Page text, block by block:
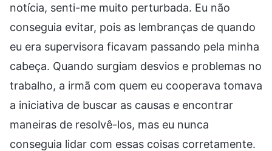
notícia, senti-me muito perturbada. Eu não
conseguia evitar, pois as lembranças de quando
eu era supervisora ficavam passando pela minha
cabeça. Quando surgiam desvios e problemas no
trabalho, a irmã com quem eu cooperava tomava
a iniciativa de buscar as causas e encontrar
maneiras de resolvê-los, mas eu nunca
conseguia lidar com essas coisas corretamente.